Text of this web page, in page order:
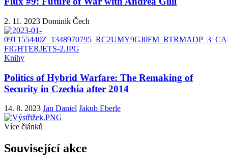
2. 11. 2023 Dominik Čech
Knihy
Politics of Hybrid Warfare: The Remaking of
Security in Czechia after 2014
14. 8. 2023 Jan Daniel Jakub Eberle
Více článků
Související akce